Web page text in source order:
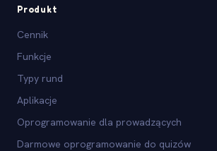
Produkt
Cennik
Funkcje
Typy rund
Aplikacje
Oprogramowanie dla prowadzących
Darmowe oprogramowanie do quizów